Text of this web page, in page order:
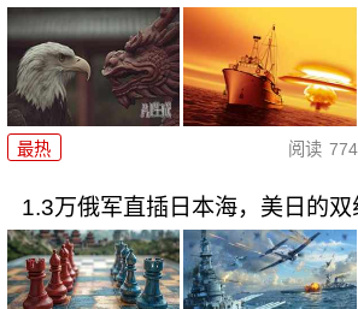
最热 阅读
1.3万俄军直插日本海，美日的双